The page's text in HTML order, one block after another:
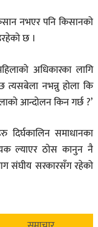
नभएर पनि किसानको
छ ।
अधिकारका लागि
त्यसबेला नभन्नु होला कि
आन्दोलन किन गर्छ ?’
समाधानका
ल्याएर ठोस कानुन नै
संघीय सरकारसँग रहेको